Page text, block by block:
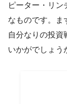
ピーター・リ
なものです。ま
自分なりの投資
いかがでしょう